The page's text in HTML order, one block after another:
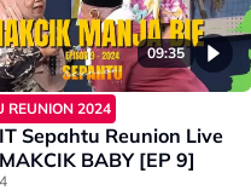
09:35
REUNION 2024
Sepahtu Reunion Live
BABY [EP 9]